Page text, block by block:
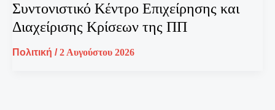
Συντονιστικό Κέντρο Επιχείρησης και
Διαχείρισης Κρίσεων της ΠΠ
Πολιτική /2 Αυγούστου 2026